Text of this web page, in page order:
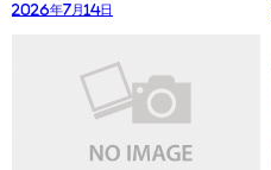
2026年7月14日